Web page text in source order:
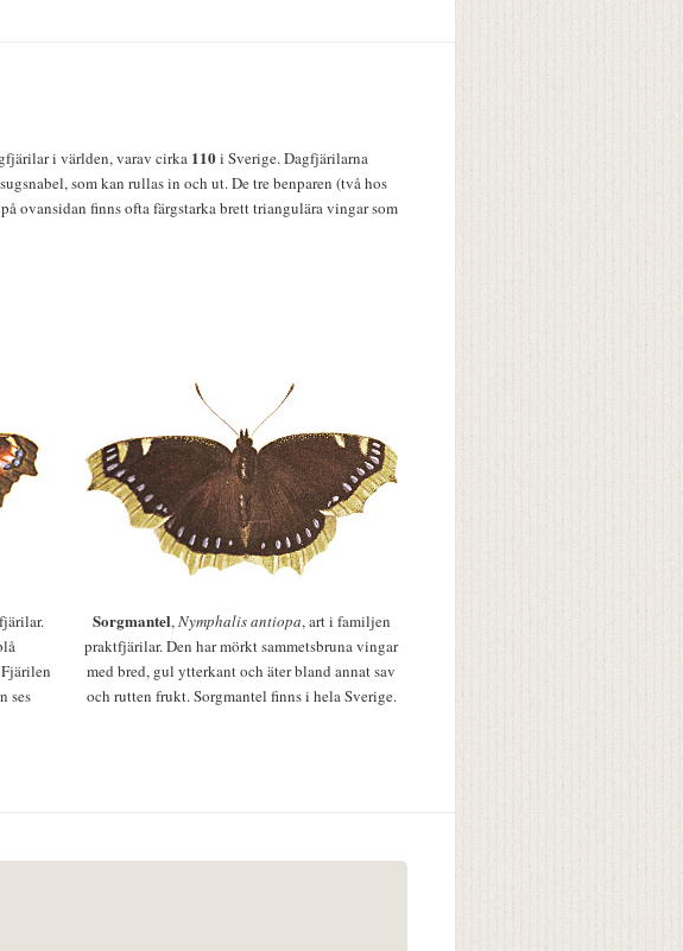
i världen, varav cirka 110i Sverige. Dagfjärilarna
som kan rullas in och ut. De tre benparen (två hos
ovansidan finns ofta färgstarka brett triangulära vingar som
ses
Sorgmantel,Nymphalis antiopa, art i familjen
praktfjärilar. Den har mörkt sammetsbruna vingar
med bred, gul ytterkant och äter bland annat sav
och rutten frukt. Sorgmantel finns i hela Sverige.